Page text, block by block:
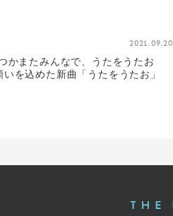
2021.09.20
かまたみんなで、うたをうたお
いを込めた新曲「うたをうたお」